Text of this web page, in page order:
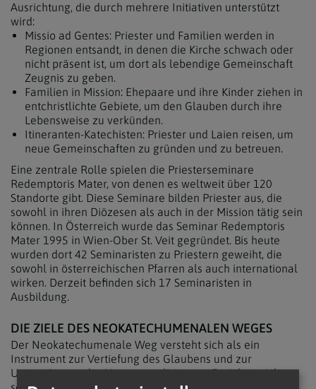
Ausrichtung, die durch mehrere Initiativen unterstützt
wird:
Missio ad Gentes: Priester und Familien werden in
Regionen entsandt, in denen die Kirche schwach oder
nicht präsent ist, um dort als lebendige Gemeinschaft
Zeugnis zu geben.
Familien in Mission: Ehepaare und ihre Kinder ziehen in
entchristlichte Gebiete, um den Glauben durch ihre
Lebensweise zu verkünden.
Itineranten-Katechisten: Priester und Laien reisen, um
neue Gemeinschaften zu gründen und zu betreuen.
Eine zentrale Rolle spielen die Priesterseminare
Redemptoris Mater, von denen es weltweit über 120
Standorte gibt. Diese Seminare bilden Priester aus, die
sowohl in ihren Diözesen als auch in der Mission tätig sein
können. In Österreich wurde das Seminar Redemptoris
Mater 1995 in Wien-Ober St. Veit gegründet. Bis heute
wurden dort 42 Seminaristen zu Priestern geweiht, die
sowohl in österreichischen Pfarren als auch international
wirken. Derzeit befinden sich 17 Seminaristen in
Ausbildung.
DIE ZIELE DES NEOKATECHUMENALEN WEGES
Der Neokatechumenale Weg versteht sich als ein
Instrument zur Vertiefung des Glaubens und zur
Unterstützung der Neuevangelisierung. Er richtet sich